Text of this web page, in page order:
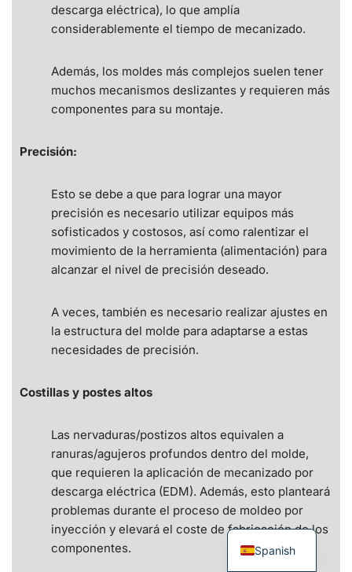
descarga eléctrica), lo que amplía
considerablemente el tiempo de mecanizado.
Además, los moldes más complejos suelen tener
muchos mecanismos deslizantes y requieren más
componentes para su montaje.
Precisión:
Esto se debe a que para lograr una mayor
precisión es necesario utilizar equipos más
sofisticados y costosos, así como ralentizar el
movimiento de la herramienta (alimentación) para
alcanzar el nivel de precisión deseado.
A veces, también es necesario realizar ajustes en
la estructura del molde para adaptarse a estas
necesidades de precisión.
Costillas y postes altos
Las nervaduras/postizos altos equivalen a
ranuras/agujeros profundos dentro del molde,
que requieren la aplicación de mecanizado por
descarga eléctrica (EDM). Además, esto planteará
problemas durante el proceso de moldeo por
inyección y elevará el coste de fabricación de los
componentes.
Spanish